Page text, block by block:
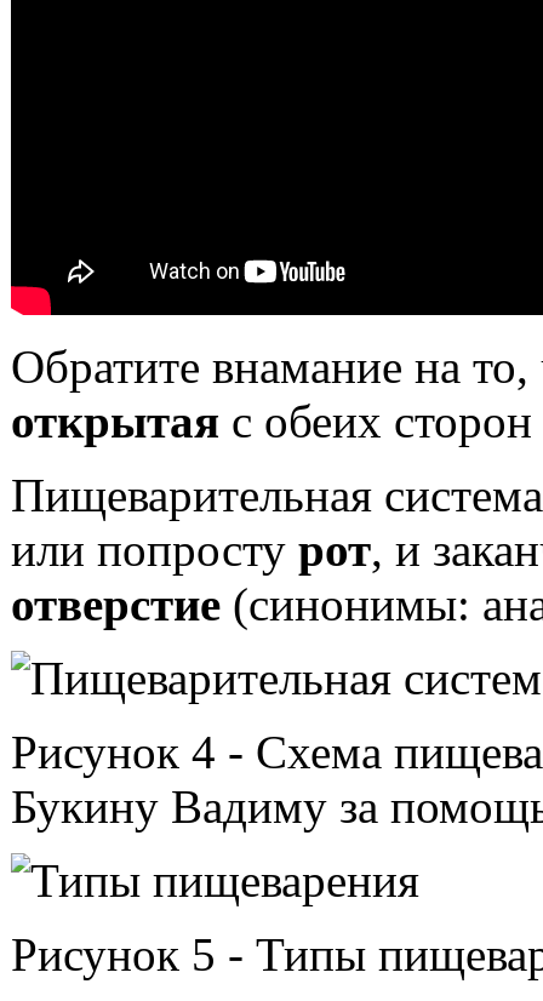
Обратите внамание на
открытая с обеих сторон
Пищеварительная
или попросту рот, и
отверстие (синонимы:
pishchevaritelnaya_sistema.jpg
Рисунок 4 - Схема
Букину Вадиму за
shema_pishchevareniya.jpg
Рисунок 5 - Типы